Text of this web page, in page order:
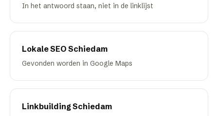
In het antwoord staan, niet in de linklijst
Lokale SEO Schiedam
Gevonden worden in Google Maps
LinkbuildingSchiedam